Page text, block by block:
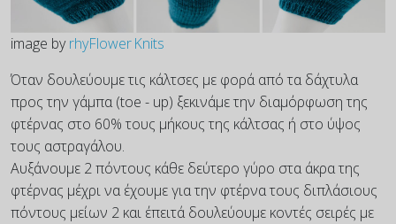
image byrhyFlower Knits
Όταν δουλεύουμε τις κάλτσες με φορά από τα δάχτυλα
προς την γάμπα (toe - up) ξεκινάμε την διαμόρφωση της
φτέρνας στο 60% τους μήκους της κάλτσας ή στο ύψος
τους αστραγάλου.
Αυξάνουμε 2 πόντους κάθε δεύτερο γύρο στα άκρα της
φτέρνας μέχρι να έχουμε για την φτέρνα τους διπλάσιους
πόντους μείων 2 και έπειτά δουλεύουμε κοντές σειρές με